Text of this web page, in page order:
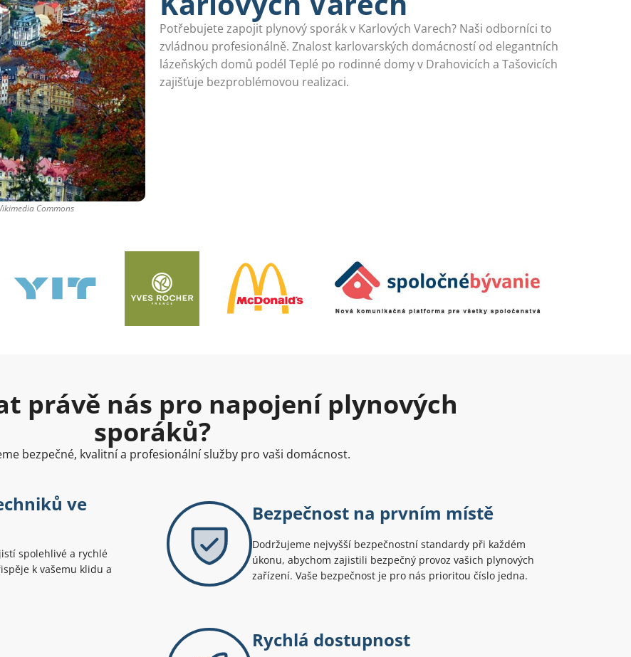
Commons
Potřebujete zapojit plynový sporák v Karlových Varech? Naši odborníci to
zvládnou profesionálně. Znalost karlovarských domácností od elegantních
lázeňských domů podél Teplé po rodinné domy v Drahovicích a Tašovicích
zajišťuje bezproblémovou realizaci.
právě nás pro napojení plynových
sporáků?
bezpečné, kvalitní a profesionální služby pro vaši domácnost.
ve
spolehlivé a rychlé
k vašemu klidu a
Bezpečnost na prvním místě
Dodržujeme nejvyšší bezpečnostní standardy při každém
úkonu, abychom zajistili bezpečný provoz vašich plynových
zařízení. Vaše bezpečnost je pro nás prioritou číslo jedna.
Rychlá dostupnost